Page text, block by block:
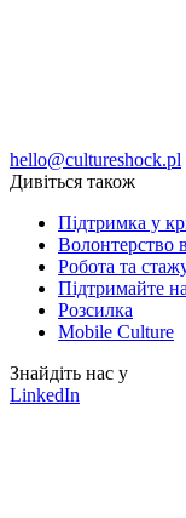
hello@cultureshock.pl
Дивіться також
Підтримка у
Волонтерство
Робота та
Підтримайте
Розсилка
Mobile Culture
Знайдіть нас у
LinkedIn